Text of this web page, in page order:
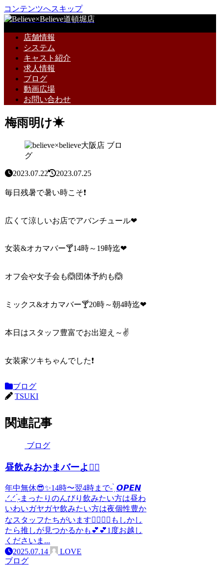
コンテンツへスキップ
店舗情報
システム
キャスト紹介
求人情報
ブログ
動画広場
お問い合わせ
梅雨明け☀
ブロ
グ
2023.07.22 2023.07.25
毎日残暑で暑い時こそ❗
広くて涼しいお店でアバンチュール❤
女装&オカマバー🍸14時～19時迄❤
オフ会や女子会も🙆団体予約も🙆
ミックス&オカマバー🍸20時～朝4時迄❤
本日はスタッフ豊富でお出迎え～✌
女装家ツキちゃんでした❗
ブログ
TSUKI
関連記事
ブログ
昼飲みおかまバーよ❤️‍🔥
年中無休😎✨14時〜翌4時まで- ̗̀ 𝙊𝙋𝙀𝙉
.ᐟ‪.ᐟ‪ ̖́-‬まったりのんびり飲みたい方は昼わ
いわいガヤガヤ飲みたい方は夜個性豊か
なスタッフたちがいます🙋‍♀️🙋‍♂️もしかし
たら推しが見つかるかも︎💕︎︎💕︎1度お越し
くださいま...
2025.07.14
LOVE
ブログ